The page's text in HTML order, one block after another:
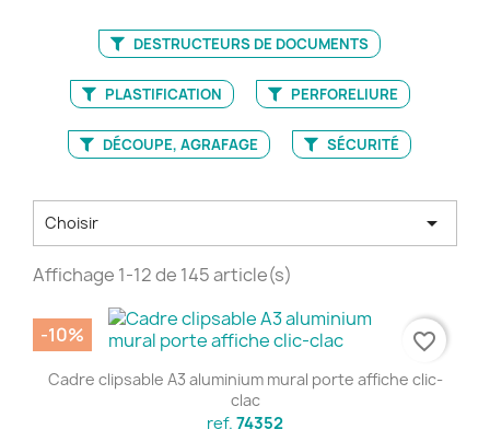
DESTRUCTEURS DE DOCUMENTS
PLASTIFICATION PERFORELIURE
DÉCOUPE, AGRAFAGE SÉCURITÉ
Choisir 
Affichage 1-12 de 145 article(s)
Cadre clipsable A3 aluminium mural porte affiche clic-
clac
ref. 74352
-10% favorite_border